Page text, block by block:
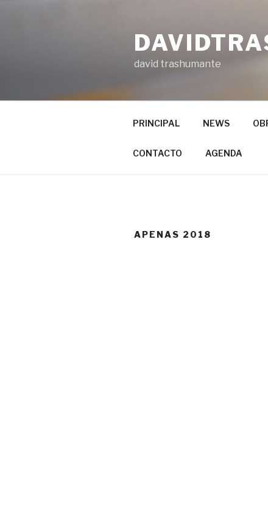
david trashumante
PRINCIPAL NEWS
CONTACTO AGENDA
APENAS 2018